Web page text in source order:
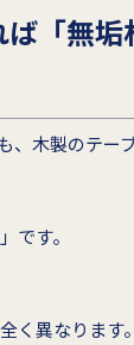
「無垢
木製のテー
です。
く異なります。